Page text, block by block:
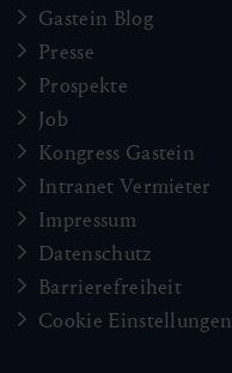
Gastein Blog
Presse
Prospekte
Job
Kongress Gastein
Intranet Vermieter
Impressum
Datenschutz
Barrierefreiheit
Cookie Einstellungen